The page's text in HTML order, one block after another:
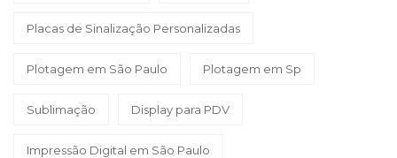
Placas de Sinalização Personalizadas
Plotagem em São Paulo Plotagem em Sp
Sublimação Display para PDV
Impressão Digital em São Paulo